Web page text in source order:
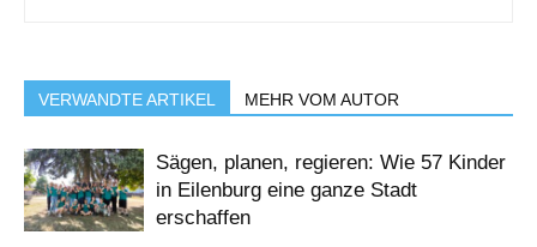
VERWANDTE ARTIKEL MEHR VOM AUTOR
Sägen, planen, regieren: Wie 57 Kinder
in Eilenburg eine ganze Stadt
erschaffen